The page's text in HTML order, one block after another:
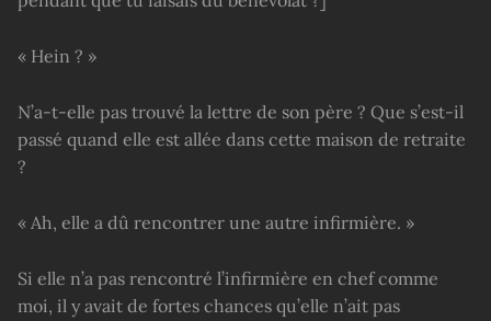
« Hein ? »
N’a-t-elle pas trouvé la lettre de son père ? Que s’est-il
passé quand elle est allée dans cette maison de retraite
?
« Ah, elle a dû rencontrer une autre infirmière. »
Si elle n’a pas rencontré l’infirmière en chef comme
moi, il y avait de fortes chances qu’elle n’ait pas